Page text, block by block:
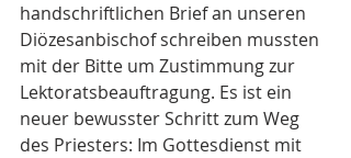
handschriftlichen Brief an unseren
Diözesanbischof schreiben mussten
mit der Bitte um Zustimmung zur
Lektoratsbeauftragung. Es ist ein
neuer bewusster Schritt zum Weg
des Priesters: Im Gottesdienst mit